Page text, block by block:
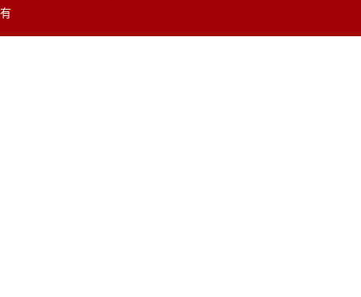
有